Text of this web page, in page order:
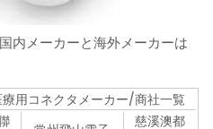
内メーカーと海外メーカーは
用コネクタメーカー/商社一覧
慈溪澳都